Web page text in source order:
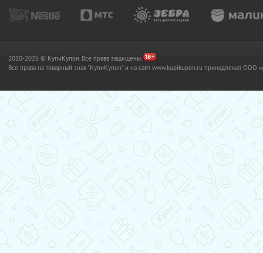
2010-2026 © КупиКупон. Все права защищены.
Все права на товарный знак "КупиКупон" и на сайт www.kupikupon.ru принадлежат